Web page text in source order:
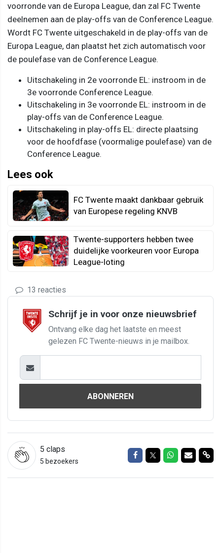
voorronde van de Europa League, dan zal FC Twente
deelnemen aan de play-offs van de Conference League.
Wordt FC Twente uitgeschakeld in de play-offs van de
Europa League, dan plaatst het zich automatisch voor
de poulefase van de Conference League.
Uitschakeling in 2e voorronde EL: instroom in de
3e voorronde Conference League.
Uitschakeling in 3e voorronde EL: instroom in de
play-offs van de Conference League.
Uitschakeling in play-offs EL: directe plaatsing
voor de hoofdfase (voormalige poulefase) van de
Conference League.
Lees ook
FC Twente maakt dankbaar gebruik
van Europese regeling KNVB
Twente-supporters hebben twee
duidelijke voorkeuren voor Europa
League-loting
13 reacties
Schrijf je in voor onze nieuwsbrief
Ontvang elke dag het laatste en meest
gelezen FC Twente-nieuws in je mailbox.
ABONNEREN
5 claps
5 bezoekers
Delen op Facebook
Delen op Twitter
Delen op
Delen